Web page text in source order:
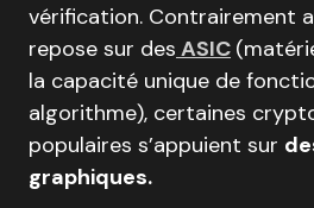
vérification. Contrairement
repose sur des ASIC
la capacité unique de
algorithme), certaines
populaires s’appuient sur
graphiques.